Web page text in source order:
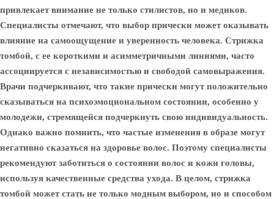
привлекает внимание не только стилистов, но и медиков.
Специалисты отмечают, что выбор прически может оказывать
влияние на самоощущение и уверенность человека. Стрижка
томбой, с ее короткими и асимметричными линиями, часто
ассоциируется с независимостью и свободой самовыражения.
Врачи подчеркивают, что такие прически могут положительно
сказываться на психоэмоциональном состоянии, особенно у
молодежи, стремящейся подчеркнуть свою индивидуальность.
Однако важно помнить, что частые изменения в образе могут
негативно сказаться на здоровье волос. Поэтому специалисты
рекомендуют заботиться о состоянии волос и кожи головы,
используя качественные средства ухода. В целом, стрижка
томбой может стать не только модным выбором, но и способом